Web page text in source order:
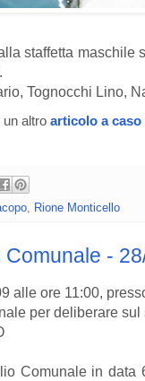
staffetta maschile
Tognocchi Lino,
un altro articolo a caso
Rione Monticello
-
alle ore 11:00,
per deliberare sul
Comunale in data